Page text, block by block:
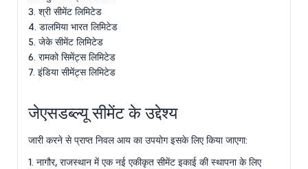
3. श्री सीमेंट लिमिटेड
4. डालमिया भारत लिमिटेड
5. जेके सीमेंट लिमिटेड
6. रामको सिमेंट्स लिमिटेड
7. इंडिया सीमेंट्स लिमिटेड
जेएसडब्ल्यू सीमेंट के उद्देश्य
जारी करने से प्राप्त निवल आय का उपयोग इसके लिए किया जाएगा:
1. नागौर, राजस्थान में एक नई एकीकृत सीमेंट इकाई की स्थापना के लिए